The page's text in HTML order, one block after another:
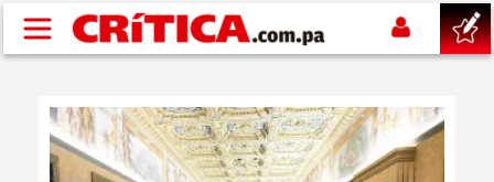
Pasar al contenido principal
SUCESOS